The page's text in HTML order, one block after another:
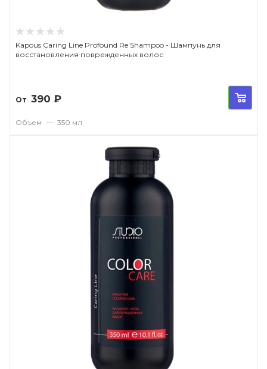
Kapous Caring Line Profound Re Shampoo - Шампунь для
восстановления поврежденных волос
От 390 ₽
Объем — 350 мл